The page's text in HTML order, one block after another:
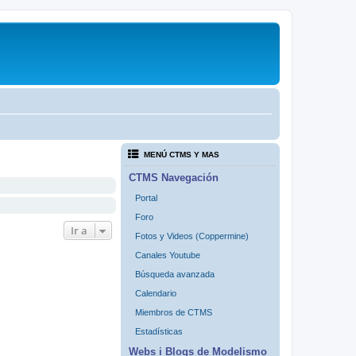
Ir a
MENÚ CTMS Y MAS
CTMS Navegación
Portal
Foro
Fotos y Videos (Coppermine)
Canales Youtube
Búsqueda avanzada
Calendario
Miembros de CTMS
Estadísticas
Webs i Blogs de Modelismo